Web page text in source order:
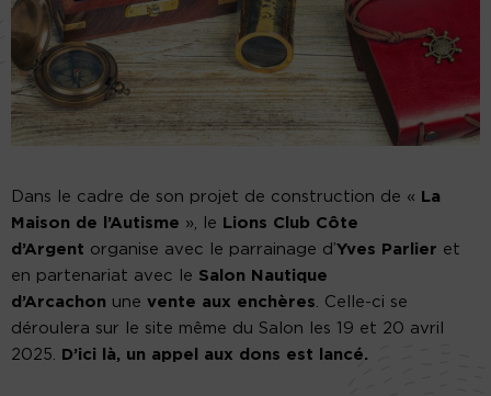
Dans le cadre de son projet de construction de « La
Maison de l’Autisme », le Lions Club Côte
d’Argent organise avec le parrainage d’Yves Parlier et
en partenariat avec le Salon Nautique
d’Arcachon une vente aux enchères. Celle-ci se
déroulera sur le site même du Salon les 19 et 20 avril
2025. D’ici là, un appel aux dons est lancé.